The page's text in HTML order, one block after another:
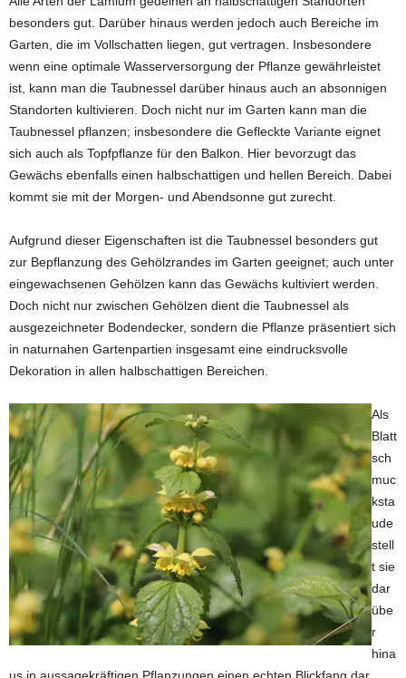
besonders gut. Darüber hinaus werden jedoch auch Bereiche im
Garten, die im Vollschatten liegen, gut vertragen. Insbesondere
wenn eine optimale Wasserversorgung der Pflanze gewährleistet
ist, kann man die Taubnessel darüber hinaus auch an absonnigen
Standorten kultivieren. Doch nicht nur im Garten kann man die
Taubnessel pflanzen; insbesondere die Gefleckte Variante eignet
sich auch als Topfpflanze für den Balkon. Hier bevorzugt das
Gewächs ebenfalls einen halbschattigen und hellen Bereich. Dabei
kommt sie mit der Morgen- und Abendsonne gut zurecht.
Aufgrund dieser Eigenschaften ist die Taubnessel besonders gut
zur Bepflanzung des Gehölzrandes im Garten geeignet; auch unter
eingewachsenen Gehölzen kann das Gewächs kultiviert werden.
Doch nicht nur zwischen Gehölzen dient die Taubnessel als
ausgezeichneter Bodendecker, sondern die Pflanze präsentiert sich
in naturnahen Gartenpartien insgesamt eine eindrucksvolle
Dekoration in allen halbschattigen Bereichen.
Als
Blatt
sch
muc
ksta
ude
stell
t sie
dar
übe
r
hina